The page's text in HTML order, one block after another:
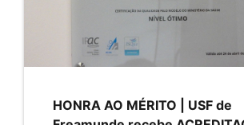
HONRA AO MÉRITO | USF de